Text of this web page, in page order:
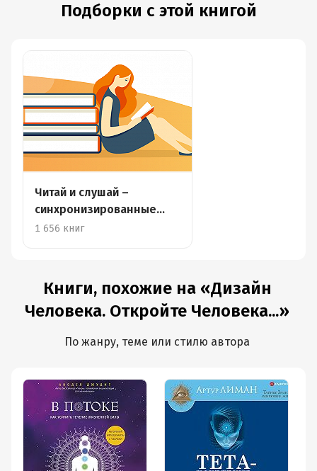
Подборки с этой книгой
Читай и слушай –
синхронизированные
книги
1 656 книг
Книги, похожие на «Дизайн
Человека. Откройте Человека...»
По жанру, теме или стилю автора